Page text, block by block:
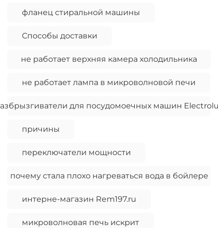
фланец стиральной машины
Способы доставки
не работает верхняя камера холодильника
не работает лампа в микроволновой печи
для посудомоечных машин
причины
переключатели мощности
почему стала плохо нагреваться вода в бойлере
интерне-магазин Rem197.ru
микроволновая печь искрит